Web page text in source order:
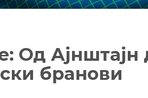
Од Ајнштајн
бранови